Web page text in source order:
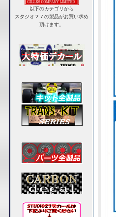
以下のカテゴリから
スタジオ２７の製品がお買い求め
頂けます。